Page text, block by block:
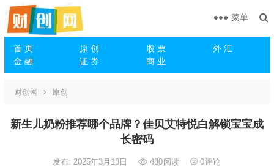
首 页 原 创 股 票
外 汇
金 融
证 券 商 业
菜单
财创网 原创
新生儿奶粉推荐哪个品牌？佳贝艾特悦白解锁宝宝成
长密码
发布: 2025年3月18日 480阅读 0评论